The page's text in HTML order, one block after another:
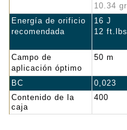
10.34 gr
Energía de orificio
recomendada
16 J
12 ft.lbs
Campo de
aplicación óptimo
50 m
BC 0,023
Contenido de la
caja
400